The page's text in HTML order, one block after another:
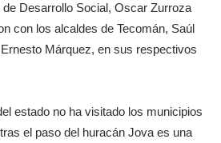
Desarrollo Social, Oscar Zurroza
con los alcaldes de Tecomán, Saúl
Márquez, en sus respectivos
estado no ha visitado los municipios
el paso del huracán Jova es una